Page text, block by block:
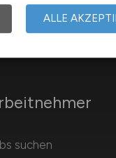
suchen
ALLE